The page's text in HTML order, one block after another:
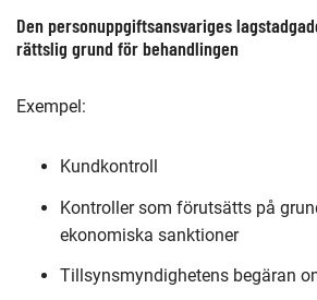
Den personuppgiftsansvariges
rättslig grund för behandlingen
Exempel:
Kundkontroll
Kontroller som förutsätts på
ekonomiska sanktioner
Tillsynsmyndighetens begäran